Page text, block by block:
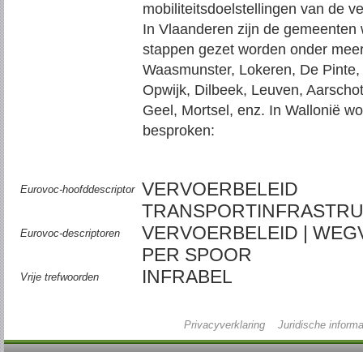
mobiliteitsdoelstellingen van de
In Vlaanderen zijn de
stappen gezet worden onder
Waasmunster, Lokeren, De
Opwijk, Dilbeek, Leuven,
Geel, Mortsel, enz. In Wallonië
besproken:
Eurovoc-hoofddescriptor VERVOERBELEID
Eurovoc-descriptoren
VERVOERBELEID |
PER SPOOR
Vrije trefwoorden INFRABEL
Privacyverklaring Juridische